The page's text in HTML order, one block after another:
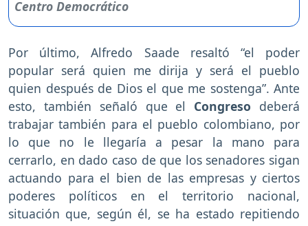
Por último, Alfredo Saade resaltó “el poder
popular será quien me dirija y será el pueblo
quien después de Dios el que me sostenga”. Ante
esto, también señaló que el Congreso deberá
trabajar también para el pueblo colombiano, por
lo que no le llegaría a pesar la mano para
cerrarlo, en dado caso de que los senadores sigan
actuando para el bien de las empresas y ciertos
poderes políticos en el territorio nacional,
situación que, según él, se ha estado repitiendo